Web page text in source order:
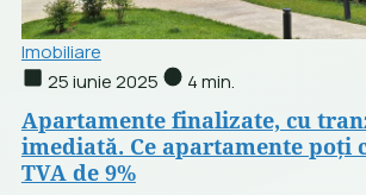
Imobiliare
25 iunie 2025
4 min.
Apartamente finalizate, cu
imediată. Ce apartamente poți
TVA de 9%